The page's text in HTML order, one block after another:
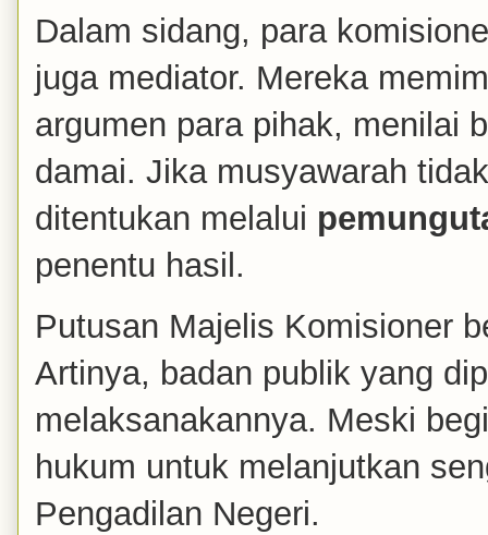
Dalam sidang, para
juga mediator. Mereka
argumen para pihak, menilai
damai. Jika musyawarah
ditentukan melalui
penentu hasil.
Putusan Majelis Komisioner
Artinya, badan publik yang
melaksanakannya. Meski
hukum untuk melanjutkan
Pengadilan Negeri.